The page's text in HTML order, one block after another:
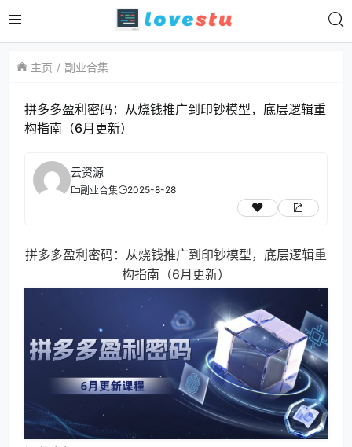
主页 副业合集
拼多多盈利密码：从烧钱推广到印钞模型，底层逻辑重
构指南（6月更新）
云资源
副业合集 2025-8-28
拼多多盈利密码：从烧钱推广到印钞模型，底层逻辑重
构指南（6月更新）